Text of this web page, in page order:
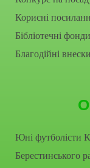
Корисні
Бібліотечні фонди
Благодійні внески
Юні
Берестинського